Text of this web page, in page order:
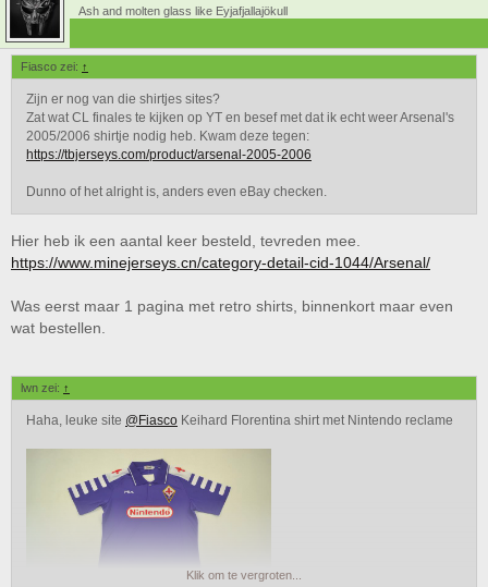
Ash and molten glass like Eyjafjallajökull
Fiasco zei: ↑
Zijn er nog van die shirtjes sites?
Zat wat CL finales te kijken op YT en besef met dat ik echt weer Arsenal's
2005/2006 shirtje nodig heb. Kwam deze tegen:
https://tbjerseys.com/product/arsenal-2005-2006
Dunno of het alright is, anders even eBay checken.
Hier heb ik een aantal keer besteld, tevreden mee.
https://www.minejerseys.cn/category-detail-cid-1044/Arsenal/
Was eerst maar 1 pagina met retro shirts, binnenkort maar even
wat bestellen.
lwn zei: ↑
Haha, leuke site @Fiasco Keihard Florentina shirt met Nintendo reclame
Klik om te vergroten...